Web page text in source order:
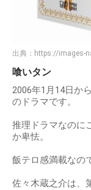
出典： https://images-
喰いタン
2006年1月14日か
のドラマです。
推理ドラマなのに
か卑怯。
飯テロ感満載なの
佐々木蔵之介は、